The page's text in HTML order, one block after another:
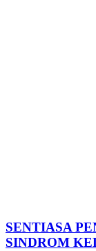
SENTIASA
SINDROM